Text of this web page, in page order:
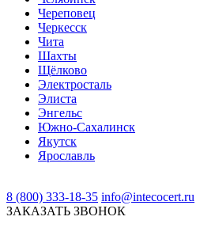
Череповец
Черкесск
Чита
Шахты
Щёлково
Электросталь
Элиста
Энгельс
Южно-Сахалинск
Якутск
Ярославль
8 (800) 333-18-35 info@intecocert.ru
ЗАКАЗАТЬ ЗВОНОК